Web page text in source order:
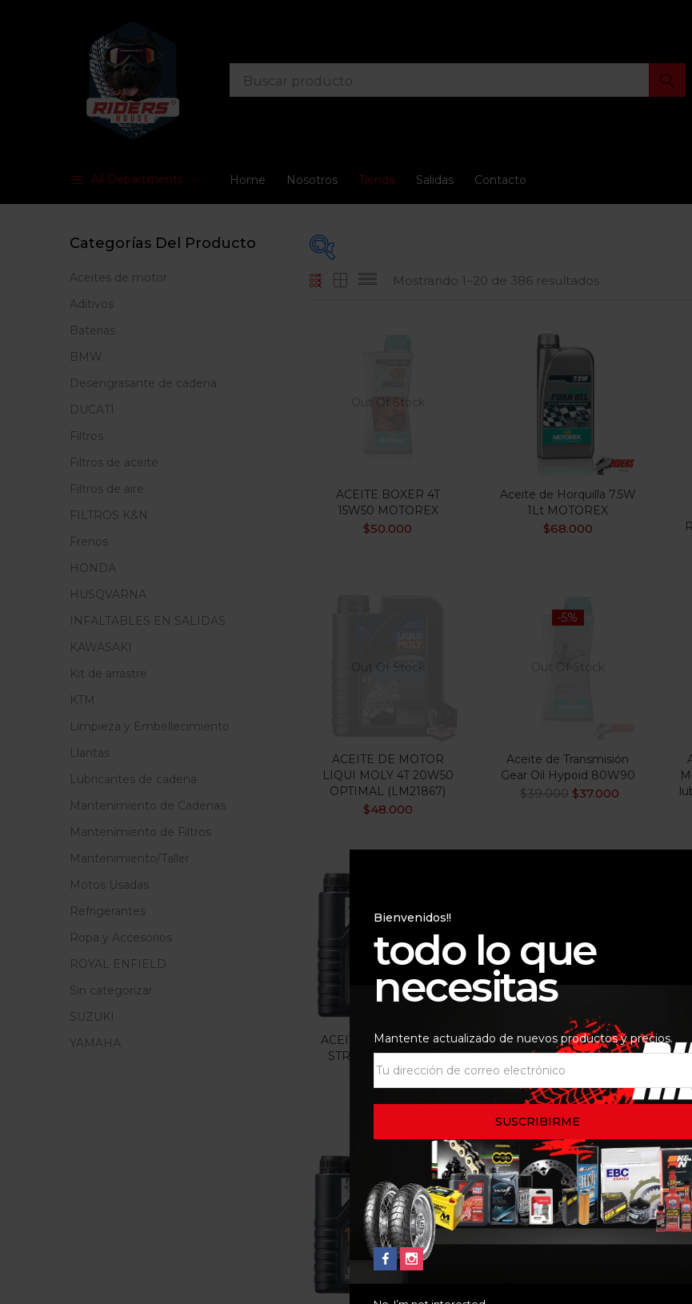
All Departments Home Nosotros Tienda Salidas Contacto
FILTRO
Categorias
Mostrando 1–20 de 386 resultados
Out Of Stock
ACEITE BOXER 4T
15W50 MOTOREX
$50.000
Aceite de Horquilla 7.5W
1Lt MOTOREX
$68.000
Out Of Stock
ACEITE DE MOTOR
LIQUI MOLY 4T 20W50
OPTIMAL (LM21867)
$48.000
-5%
Out Of Stock
Aceite de Transmisión
Gear Oil Hypoid 80W90
$39.000 $37.000
ACEITE MOTOR 10W40
STREET LIQUI MOLY
LM1521
75.000
ACEITE MOTOR 10W50
OFF ROAD LIQUI
MOLY 1LT
$105.000
Categorías Del Producto
Aceites de motor
Aditivos
Baterias
BMW
Desengrasante de cadena
DUCATI
Filtros
Filtros de aceite
Filtros de aire
FILTROS K&N
Frenos
HONDA
HUSQVARNA
INFALTABLES EN SALIDAS
KAWASAKI
Kit de arrastre
KTM
Limpieza y Embellecimiento
Llantas
Lubricantes de cadena
Mantenimiento de Cadenas
Mantenimiento de Filtros
Mantenimiento/Taller
Motos Usadas
Refrigerantes
Ropa y Accesorios
ROYAL ENFIELD
Sin categorizar
SUZUKI
YAMAHA
Bienvenidos!!
todo lo que
necesitas
Mantente actualizado de nuevos productos y precios.